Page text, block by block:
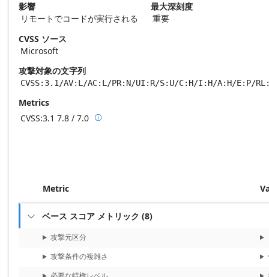
影響
リモートでコードが実行される
最大深刻度
重要
CVSS ソース
Microsoft
攻撃対象の文字列
CVSS:3.1/AV:L/AC:L/PR:N/UI:R/S:U/C:H/I:H/A:H/E:P/
Metrics
CVSS:3.1 7.8 / 7.0 Base score metrics: 7.8 / Temporal score
Metric
 ベース スコア メトリック (8)
攻撃元区分
攻撃条件の複雑さ